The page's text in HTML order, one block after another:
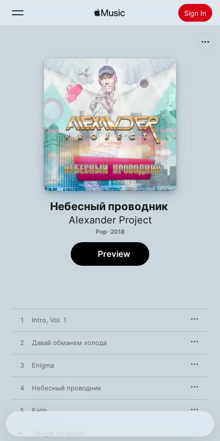
Sign In
Home
Radio
Install Apple Music
Небесный проводник
Alexander Project
Pop · 2018
Preview
1 Intro, Vol. 1
2 Давай обманем холода
3 Enigma
4 Небесный проводник
5 Faith
Танцуй со мной!